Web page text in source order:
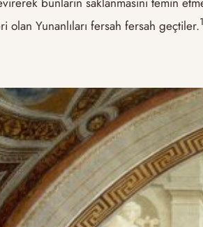
olan Yunanlıları fersah fersah geçtiler.